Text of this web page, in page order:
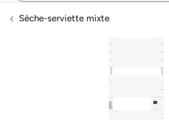
Sèche-serviette mixte